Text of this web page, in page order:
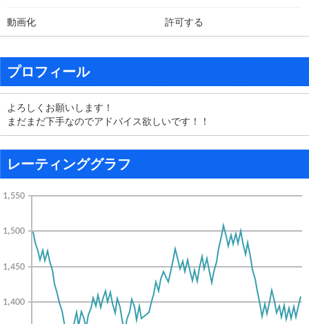
動画化 許可する
プロフィール
よろしくお願いします！
まだまだ下手なのでアドバイス欲しいです！！
レーティンググラフ